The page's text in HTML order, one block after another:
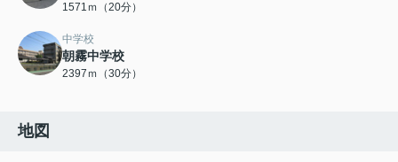
1571ｍ（20分）
中学校
朝霧中学校
2397ｍ（30分）
地図